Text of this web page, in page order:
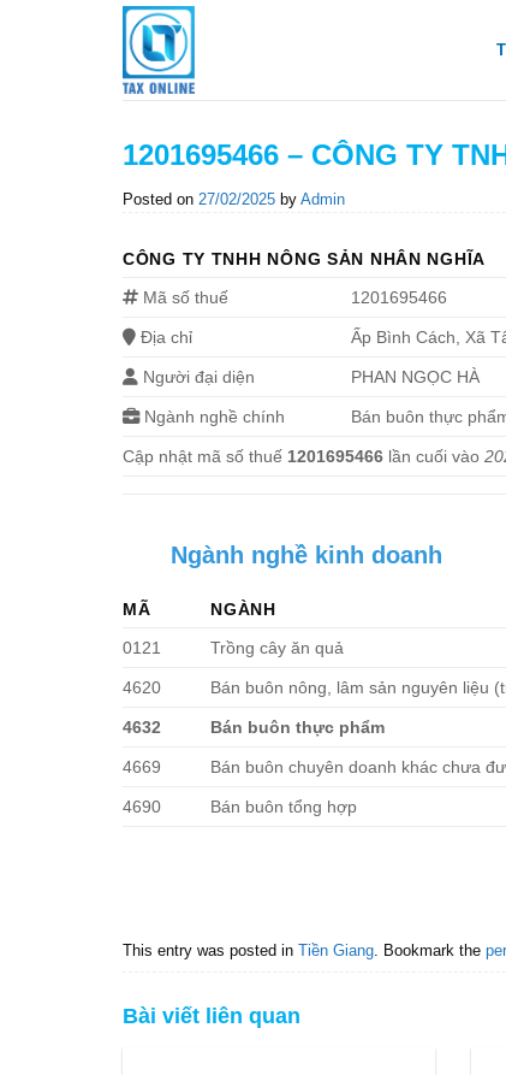
1201695466 – CÔNG TY
Posted on 27/02/2025 by Admin
CÔNG TY TNHH NÔNG SẢN NHÂN NGHĨA
Mã số thuế
1201695466
Địa chỉ Ấp Bình Cách, Xã
Người đại diện PHAN NGỌC HÀ
Ngành nghề chính Bán buôn thực
Cập nhật mã số thuế 1201695466 lần cuối vào
Ngành nghề kinh doanh
MÃ
NGÀNH
0121
Trồng cây ăn quả
4620 Bán buôn nông, lâm sản nguyên liệu
4632 Bán buôn thực phẩm
4669 Bán buôn chuyên doanh khác chưa
4690 Bán buôn tổng hợp
This entry was posted in Tiền Giang . Bookmark the
Bài viết liên quan